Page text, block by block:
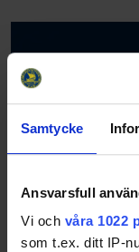
Samtycke
Ansvarsfull
Vi och våra 1022
som t.ex. ditt IP-